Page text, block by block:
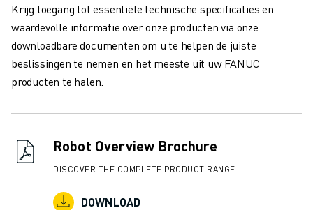
Krijg toegang tot essentiële technische specificaties en
waardevolle informatie over onze producten via onze
downloadbare documenten om u te helpen de juiste
beslissingen te nemen en het meeste uit uw FANUC
producten te halen.
Robot Overview Brochure
DISCOVER THE COMPLETE PRODUCT RANGE
DOWNLOAD